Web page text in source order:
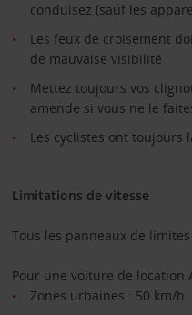
conduisez (sauf les
Les feux de croisement
de mauvaise visibilité
Mettez toujours vos
amende si vous ne le
Les cyclistes ont toujours
Limitations de vitesse
Tous les panneaux de
Pour une voiture de location
Zones urbaines : 50 km/h